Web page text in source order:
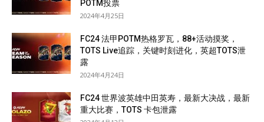
POTM投票
2024年4月25日
FC24 法甲POTM热格罗瓦，88+活动摸奖，
TOTS Live追踪，关键时刻进化，英超TOTS泄
露
2024年4月24日
FC24 世界波英雄中田英寿，最新大决战，最新
重大比赛，TOTS 卡包泄露